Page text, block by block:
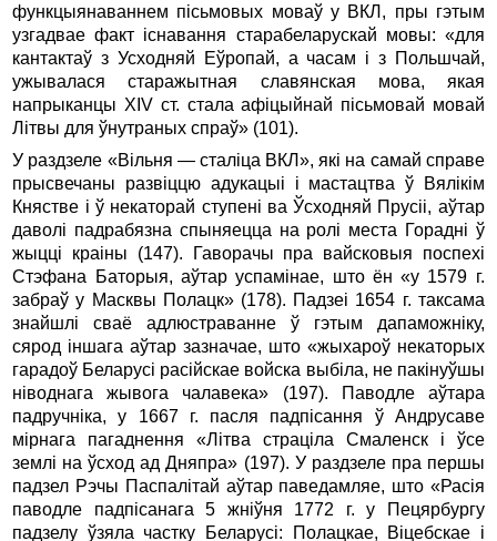
функцыянаваннем пісьмовых моваў у ВКЛ, пры гэтым
узгадвае факт існавання старабеларускай мовы: «для
кантактаў з Усходняй Еўропай, а часам і з Польшчай,
ужывалася старажытная славянская мова, якая
напрыканцы XIV ст. стала афіцыйнай пісьмовай мовай
Літвы для ўнутраных спраў» (101).
У раздзеле «Вільня — сталіца ВКЛ», які на самай справе
прысвечаны развіццю адукацыі і мастацтва ў Вялікім
Княстве і ў некаторай ступені ва Ўсходняй Прусіі, аўтар
даволі падрабязна спыняецца на ролі места Горадні ў
жыцці краіны (147). Гаворачы пра вайсковыя поспехі
Стэфана Баторыя, аўтар успамінае, што ён «у 1579 г.
забраў у Масквы Полацк» (178). Падзеі 1654 г. таксама
знайшлі сваё адлюстраванне ў гэтым дапаможніку,
сярод іншага аўтар зазначае, што «жыхароў некаторых
гарадоў Беларусі расійскае войска выбіла, не пакінуўшы
ніводнага жывога чалавека» (197). Паводле аўтара
падручніка, у 1667 г. пасля падпісання ў Андрусаве
мірнага пагаднення «Літва страціла Смаленск і ўсе
землі на ўсход ад Дняпра» (197). У раздзеле пра першы
падзел Рэчы Паспалітай аўтар паведамляе, што «Расія
паводле падпісанага 5 жніўня 1772 г. у Пецярбургу
падзелу ўзяла частку Беларусі: Полацкае, Віцебскае і